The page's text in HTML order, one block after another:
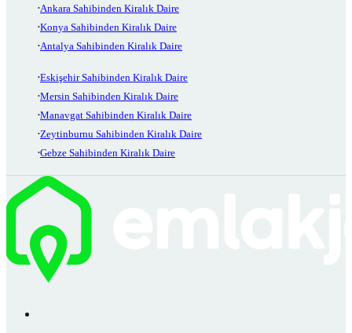
Ankara Sahibinden Kiralık Daire
Konya Sahibinden Kiralık Daire
Antalya Sahibinden Kiralık Daire
Eskişehir Sahibinden Kiralık Daire
Mersin Sahibinden Kiralık Daire
Manavgat Sahibinden Kiralık Daire
Zeytinburnu Sahibinden Kiralık Daire
Gebze Sahibinden Kiralık Daire